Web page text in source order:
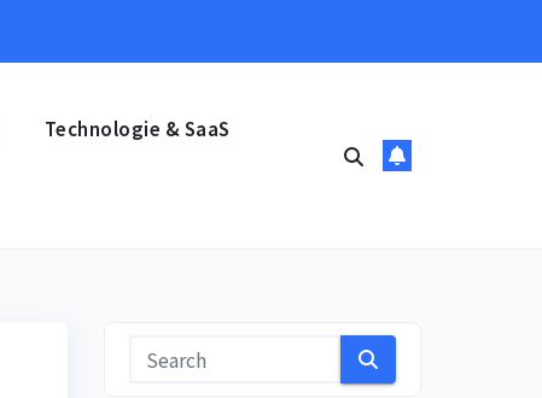
Technologie & SaaS